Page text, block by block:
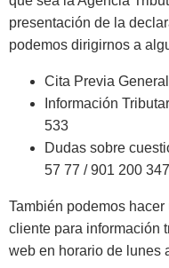
presentación de la
podemos dirigirnos a
Cita Previa
Información
533
Dudas sobre
57 77 / 901 200 347
También podemos
cliente para información
web en horario de lunes